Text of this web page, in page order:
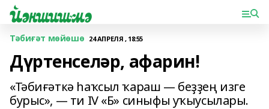
Тәбиғәт мөйөшө 24 АПРЕЛЯ , 18:55
Дүртенселәр, афарин!
«Тәбиғәткә һаҡсыл ҡараш — беҙҙең изге
бурыс», — ти IV «Б» синыфы уҡыусылары.